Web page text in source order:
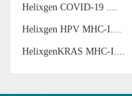
Helixgen COVID-19 ....
Helixgen HPV MHC-I....
HelixgenKRAS MHC-I....